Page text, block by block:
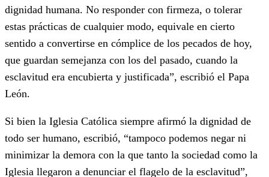
dignidad humana. No responder con firmeza, o tolerar
estas prácticas de cualquier modo, equivale en cierto
sentido a convertirse en cómplice de los pecados de hoy,
que guardan semejanza con los del pasado, cuando la
esclavitud era encubierta y justificada”, escribió el Papa
León.
Si bien la Iglesia Católica siempre afirmó la dignidad de
todo ser humano, escribió, “tampoco podemos negar ni
minimizar la demora con la que tanto la sociedad como la
Iglesia llegaron a denunciar el flagelo de la esclavitud”,